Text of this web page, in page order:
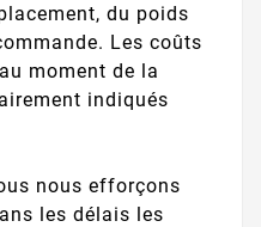
du poids
Les coûts
moment de la
indiqués
nous efforçons
les délais les